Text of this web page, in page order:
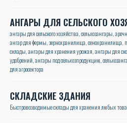
АНГАРЫ ДЛЯ СЕЛЬСКОГО
ангары для сельского хозяйства, сельхозангары,
ангар для фермы, зернохранилища, сенохранилища,
склады, ангары для хранения урожая, ангары для
удобрений, ангары под сельхозпродукцию,
для агросектора
СКЛАДСКИЕ ЗДАНИЯ
Быстровозводимые склады для хранения любых